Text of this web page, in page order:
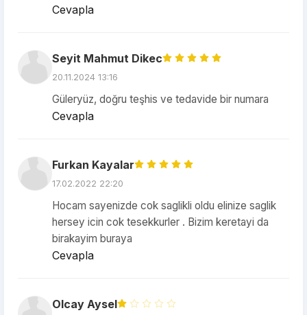
Cevapla
Seyit Mahmut Dikec
20.11.2024 13:16
Güleryüz, doğru teşhis ve tedavide bir numara
Cevapla
Furkan Kayalar
17.02.2022 22:20
Hocam sayenizde cok saglikli oldu elinize saglik
hersey icin cok tesekkurler . Bizim keretayi da
birakayim buraya
Cevapla
Olcay Aysel